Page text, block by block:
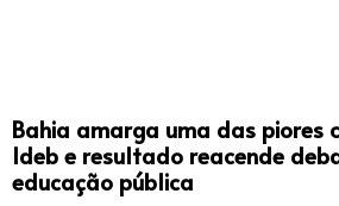
Bahia amarga uma das piores
Ideb e resultado reacende
educação pública